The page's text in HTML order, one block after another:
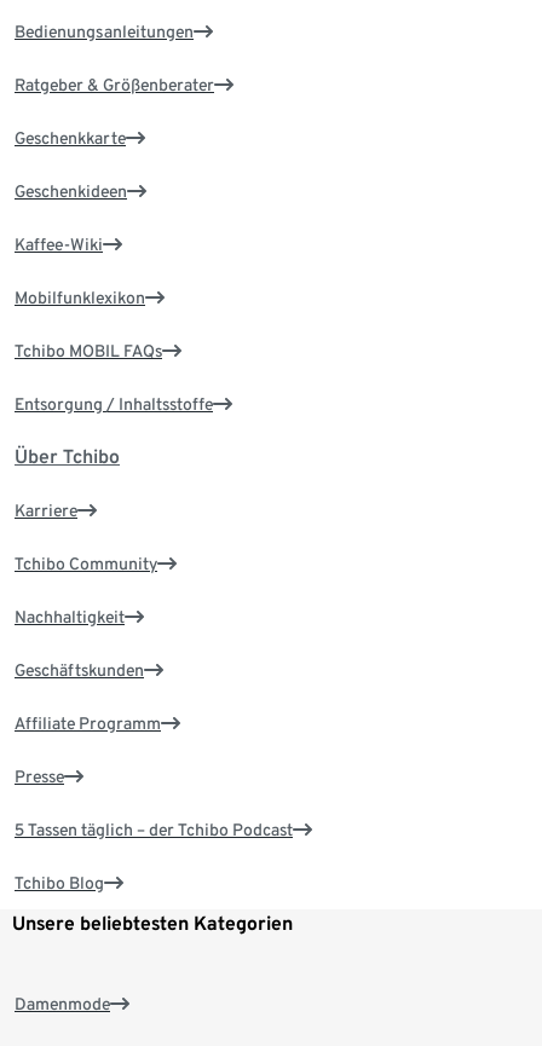
Bedienungsanleitungen
Ratgeber & Größenberater
Geschenkkarte
Geschenkideen
Kaffee-Wiki
Mobilfunklexikon
Tchibo MOBIL FAQs
Entsorgung / Inhaltsstoffe
Über Tchibo
Karriere
Tchibo Community
Nachhaltigkeit
Geschäftskunden
Affiliate Programm
Presse
5 Tassen täglich – der Tchibo Podcast
Tchibo Blog
Unsere beliebtesten Kategorien
Damenmode